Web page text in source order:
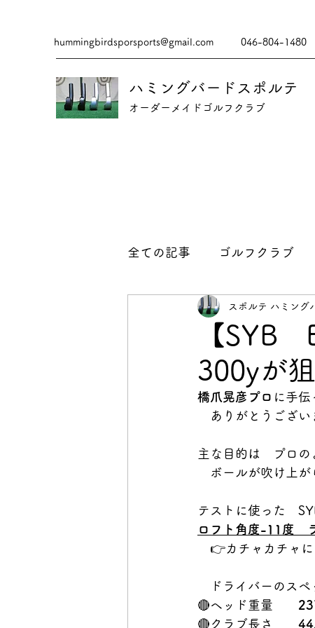
hummingbirdsporsports@gmail.com 046-804-1480
ハミングバードスポルテ
​​オーダーメイドゴルフクラブ
全ての記事 ゴルフクラブ
【SYB
300yが
スポルテ ハミング
橋爪晃彦プロ に手伝
ありがとうござい
主な目的は　プロ
ボールが吹け上が
テストに使った　
ロフト角度-11度　
👉カチャカチャに
ドライバーのスペ
🔴ヘッド重量
🔴クラブ長さ